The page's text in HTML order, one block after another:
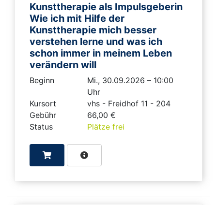
Kunsttherapie als Impulsgeberin
Wie ich mit Hilfe der
Kunsttherapie mich besser
verstehen lerne und was ich
schon immer in meinem Leben
verändern will
Beginn
Mi., 30.09.2026 – 10:00
Uhr
Kursort
vhs - Freidhof 11 - 204
Gebühr
66,00 €
Status
Plätze frei